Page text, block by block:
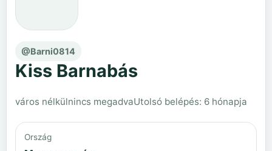
@Barni0814
Kiss Barnabás
város nélkülnincs megadvaUtolsó belépés: 6 hónapja
Ország